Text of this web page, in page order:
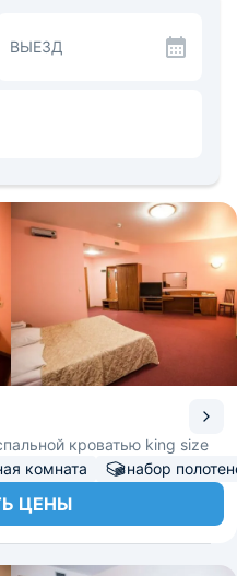
зал для
пешком добраться
Расстояние до
ВЫЕЗД
кроватью king size
комната набор
ЦЕНЫ